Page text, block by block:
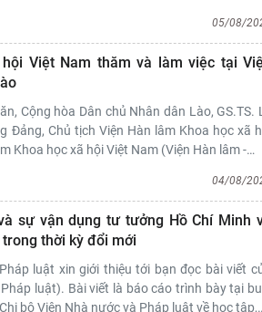
05/08/
Việt Nam thăm và làm việc tại
Cộng hòa Dân chủ Nhân dân Lào, GS.TS.
Đảng, Chủ tịch Viện Hàn lâm Khoa học xã
Khoa học xã hội Việt Nam (Viện Hàn lâm -…
04/08/
sự vận dụng tư tưởng Hồ Chí Minh
thời kỳ đổi mới
luật xin giới thiệu tới bạn đọc bài viết
luật). Bài viết là báo cáo trình bày tại
bộ Viện Nhà nước và Pháp luật về học tập,